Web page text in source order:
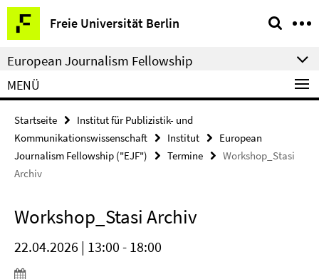
Springe
direkt
zu
Inhalt
Freie Universität Berlin
Service-
Navigation
European Journalism Fellowship
MENÜ
Startseite
Institut für Publizistik- und
Kommunikationswissenschaft
Institut
European
Journalism Fellowship ("EJF")
Termine
Workshop_Stasi
Archiv
Workshop_Stasi Archiv
22.04.2026 | 13:00 - 18:00